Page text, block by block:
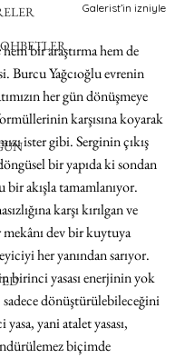
Galerist’in izniyle
hem bir araştırma hem de
Burcu Yağcıoğlu evrenin
her gün dönüşmeye
karşısına koyarak
ister gibi. Serginin çıkış
bir yapıda ki sondan
bir akışla tamamlanıyor.
karşı kırılgan ve
dev bir kuytuya
her yanından sarıyor.
birinci yasası enerjinin yok
dönüştürülebileceğini
yani atalet yasası,
biçimde